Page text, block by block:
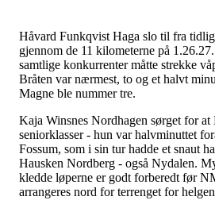
Håvard Funkqvist Haga slo til fra
gjennom de 11 kilometerne på
samtlige konkurrenter måtte strekke
Bråten var nærmest, to og et halvt
Magne ble nummer tre.
Kaja Winsnes Nordhagen sørget for
seniorklasser - hun var halvminuttet
Fossum, som i sin tur hadde et snaut
Hausken Nordberg - også Nydalen.
kledde løperne er godt forberedt før
arrangeres nord for terrenget for